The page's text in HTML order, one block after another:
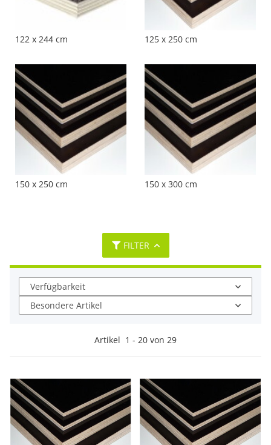
122 x 244 cm 125 x 250 cm
150 x 250 cm 150 x 300 cm
FILTER
Verfügbarkeit
Besondere Artikel
Artikel 1 - 20 von 29